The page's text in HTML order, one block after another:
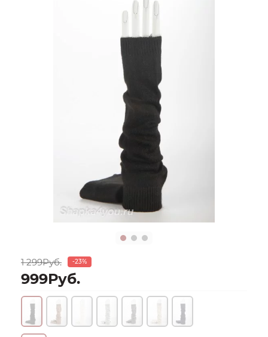
1 299Руб. -23%
999Руб.